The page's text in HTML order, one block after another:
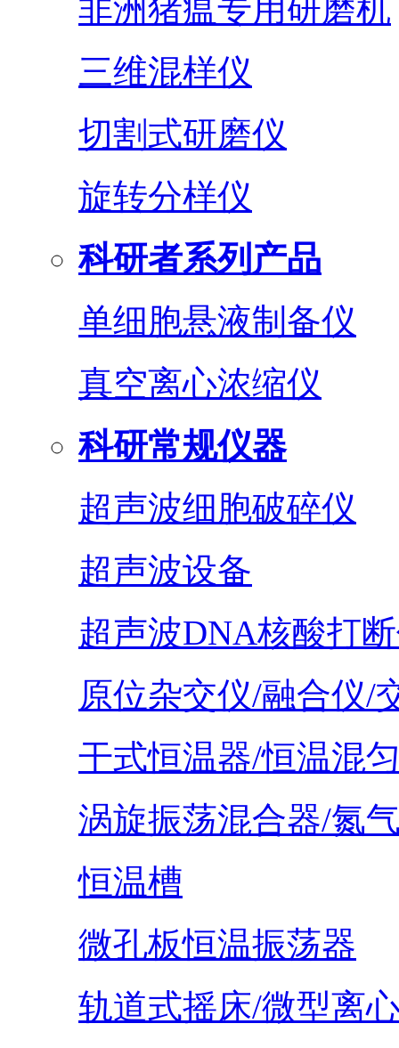
非洲猪瘟专用研磨机
三维混样仪
切割式研磨仪
旋转分样仪
科研者系列产品
单细胞悬液制备仪
真空离心浓缩仪
科研常规仪器
超声波细胞破碎仪
超声波设备
超声波DNA核酸打
原位杂交仪/融合仪/
干式恒温器/恒温混
涡旋振荡混合器/氮
恒温槽
微孔板恒温振荡器
轨道式摇床/微型离